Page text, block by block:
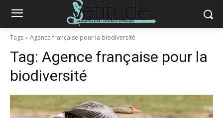
Tags Agence française pour la biodiversité
Tag: Agence française pour la
biodiversité